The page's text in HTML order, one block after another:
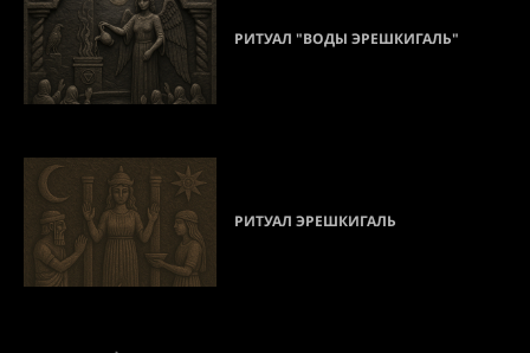
РИТУАЛ "ВОДЫ ЭРЕШКИГАЛЬ"
РИТУАЛ ЭРЕШКИГАЛЬ